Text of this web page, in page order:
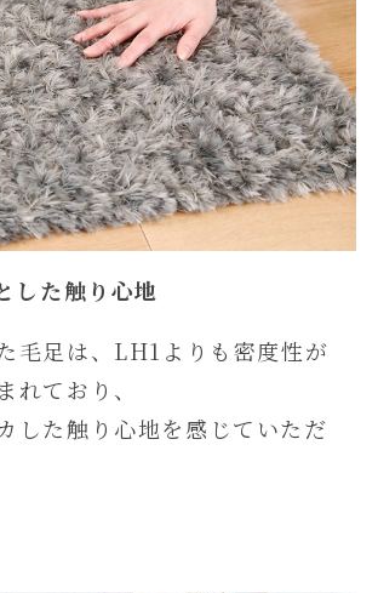
した触り心地
毛足は、LH1よりも密度性が
れており、
した触り心地を感じていただ